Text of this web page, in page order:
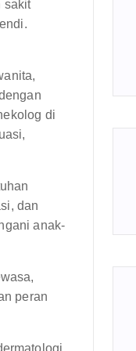
sakit
di
dan
anak-
peran